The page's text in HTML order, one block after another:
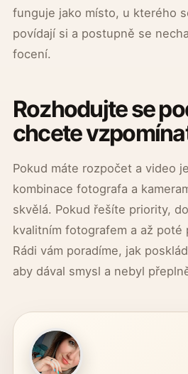
funguje jako místo, u kterého
povídají si a postupně se
focení.
Rozhodujte se
chcete
Pokud máte rozpočet a video
kombinace fotografa a
skvělá. Pokud řešíte priority,
kvalitním fotografem a až poté
Rádi vám poradíme, jak
aby dával smysl a nebyl